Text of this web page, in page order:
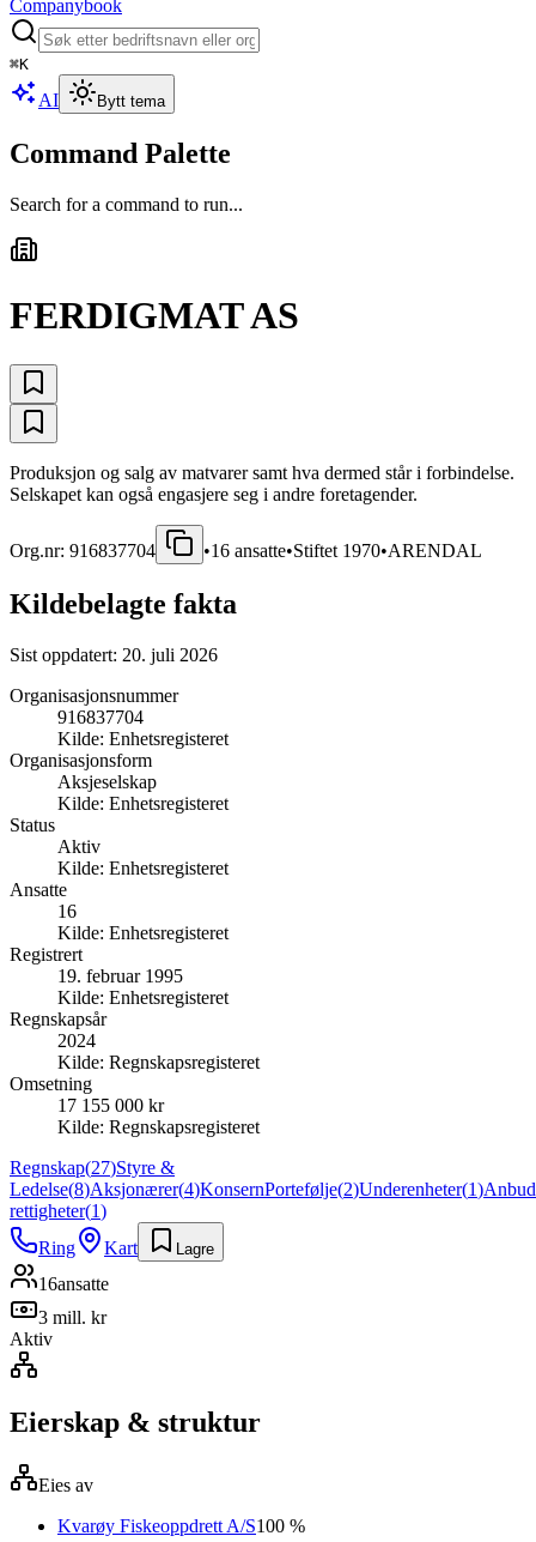
Companybook
⌘K
AI Bytt tema
Command Palette
Search for a command to run...
FERDIGMAT AS
Produksjon og salg av matvarer samt hva dermed står i forbindelse.
Selskapet kan også engasjere seg i andre foretagender.
Org.nr: 916837704 •16 ansatte•Stiftet 1970•ARENDAL
Kildebelagte fakta
Sist oppdatert: 20. juli 2026
Organisasjonsnummer
916837704
Kilde: Enhetsregisteret
Organisasjonsform
Aksjeselskap
Kilde: Enhetsregisteret
Status
Aktiv
Kilde: Enhetsregisteret
Ansatte
16
Kilde: Enhetsregisteret
Registrert
19. februar 1995
Kilde: Enhetsregisteret
Regnskapsår
2024
Kilde: Regnskapsregisteret
Omsetning
17 155 000 kr
Kilde: Regnskapsregisteret
Regnskap(27)Styre &
Ledelse(8)Aksjonærer(4)KonsernPortefølje(2)Underenheter(1)Anbud
rettigheter(1)
Ring
Kart Lagre
16ansatte
3 mill. kr
Aktiv
Eierskap & struktur
Eies av
Kvarøy Fiskeoppdrett A/S100 %